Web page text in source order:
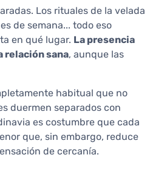
Los rituales de la velada
de semana... todo eso
en qué lugar. La presencia
relación sana, aunque las
habitual que no
duermen separados con
es costumbre que cada
que, sin embargo, reduce
de cercanía.